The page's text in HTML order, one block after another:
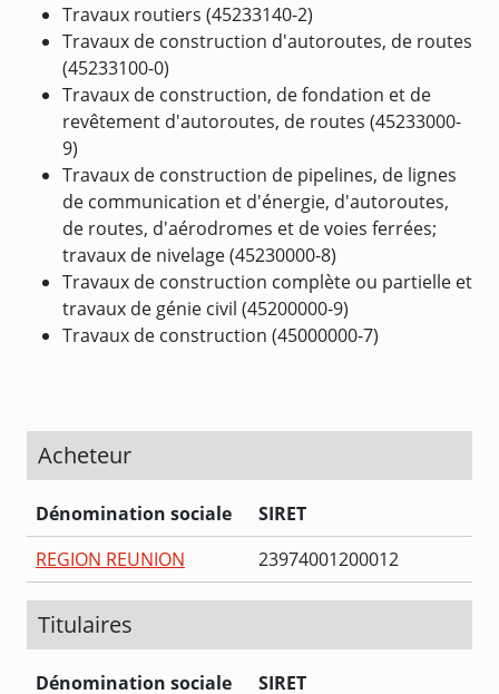
Travaux routiers (45233140-2)
Travaux de construction d'autoroutes, de routes
(45233100-0)
Travaux de construction, de fondation et de
revêtement d'autoroutes, de routes (45233000-
9)
Travaux de construction de pipelines, de lignes
de communication et d'énergie, d'autoroutes,
de routes, d'aérodromes et de voies ferrées;
travaux de nivelage (45230000-8)
Travaux de construction complète ou partielle et
travaux de génie civil (45200000-9)
Travaux de construction (45000000-7)
Acheteur
Dénomination sociale
SIRET
REGION REUNION
23974001200012
Titulaires
Dénomination sociale
SIRET